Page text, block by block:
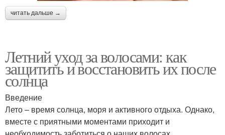
читать дальше →
Летний уход за волосами: как
защитить и восстановить их после
солнца
Введение
Лето – время солнца, моря и активного отдыха. Однако,
вместе с приятными моментами приходит и